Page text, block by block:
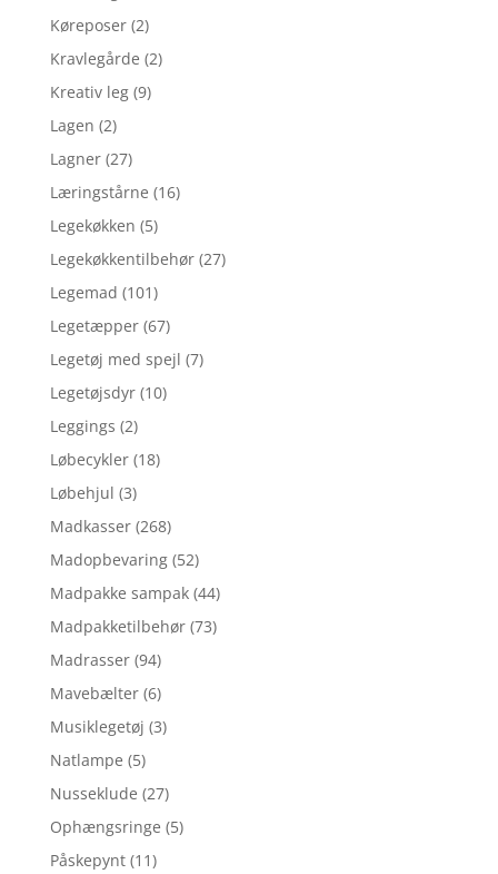
Køreposer (2)
Kravlegårde (2)
Kreativ leg (9)
Lagen (2)
Lagner (27)
Læringstårne (16)
Legekøkken (5)
Legekøkkentilbehør (27)
Legemad (101)
Legetæpper (67)
Legetøj med spejl (7)
Legetøjsdyr (10)
Leggings (2)
Løbecykler (18)
Løbehjul (3)
Madkasser (268)
Madopbevaring (52)
Madpakke sampak (44)
Madpakketilbehør (73)
Madrasser (94)
Mavebælter (6)
Musiklegetøj (3)
Natlampe (5)
Nusseklude (27)
Ophængsringe (5)
Påskepynt (11)